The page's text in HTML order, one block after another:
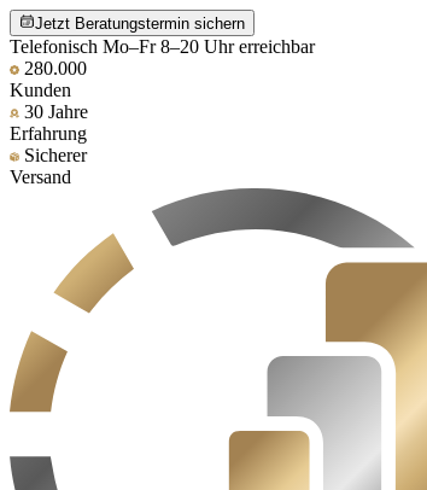
Jetzt Beratungstermin sichern
Telefonisch Mo–Fr 8–20 Uhr erreichbar
280.000
Kunden
30 Jahre
Erfahrung
Sicherer
Versand